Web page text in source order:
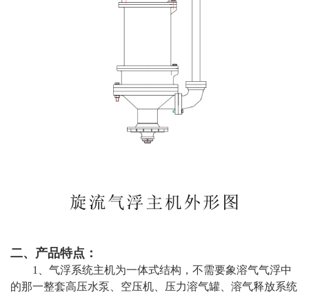
二、产品特点：
1、气浮系统主机为一体式结构，不需要象溶气气浮中
的那一整套高压水泵、空压机、压力溶气罐、溶气释放系统